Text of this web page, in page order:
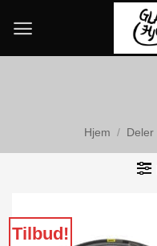
content
Hjem / Deler
Tilbud!